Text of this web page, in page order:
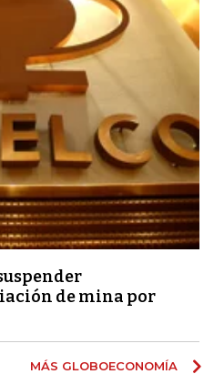
de mina por
MÁS GLOBOECONOMÍA